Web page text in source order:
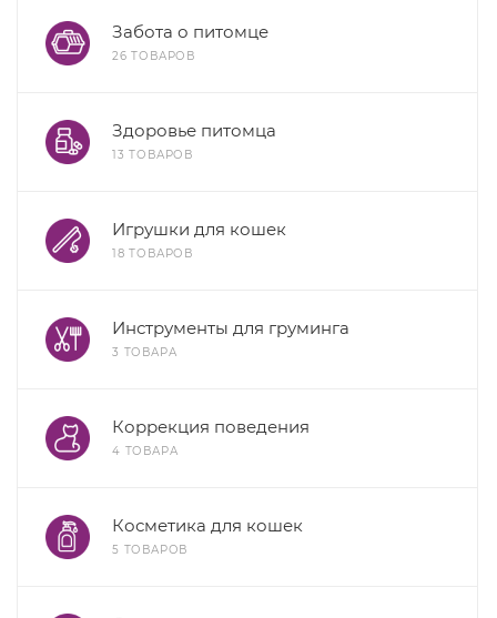
Забота о питомце
26 ТОВАРОВ
Здоровье питомца
13 ТОВАРОВ
Игрушки для кошек
18 ТОВАРОВ
Инструменты для груминга
3 ТОВАРА
Коррекция поведения
4 ТОВАРА
Косметика для кошек
5 ТОВАРОВ